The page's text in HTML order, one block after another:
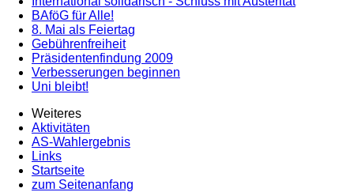
BAföG für Alle!
8. Mai als Feiertag
Gebührenfreiheit
Präsidentenfindung 2009
Verbesserungen beginnen
Uni bleibt!
Weiteres
Aktivitäten
AS-Wahlergebnis
Links
Startseite
zum Seitenanfang